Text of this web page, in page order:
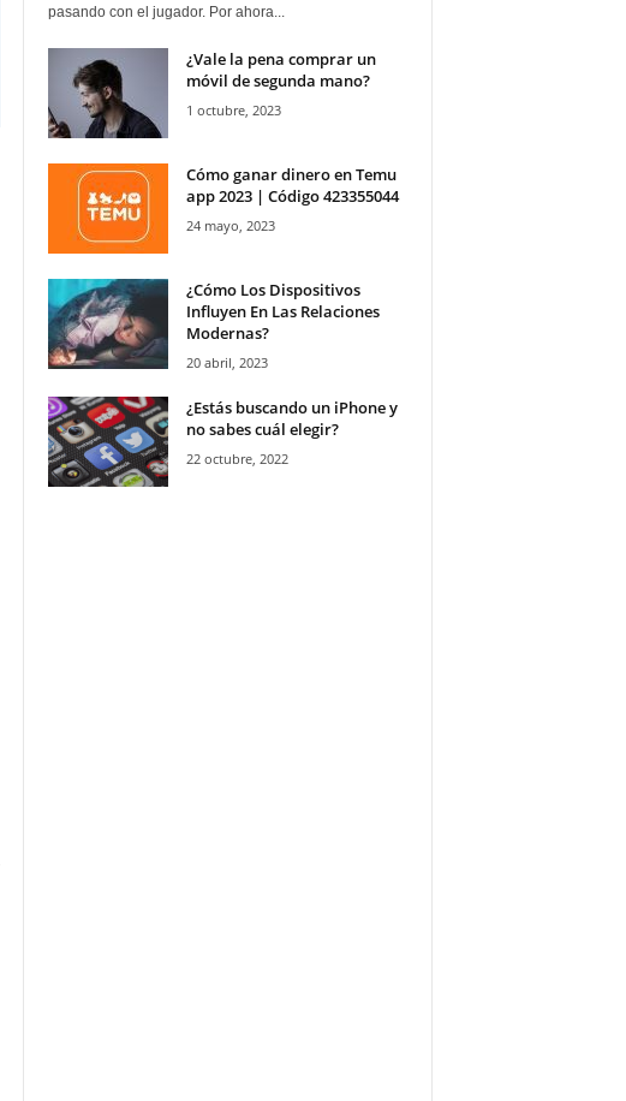
pasando con el jugador. Por ahora...
¿Vale la pena comprar un
móvil de segunda mano?
1 octubre, 2023
Cómo ganar dinero en Temu
app 2023 | Código 423355044
24 mayo, 2023
¿Cómo Los Dispositivos
Influyen En Las Relaciones
Modernas?
20 abril, 2023
¿Estás buscando un iPhone y
no sabes cuál elegir?
22 octubre, 2022